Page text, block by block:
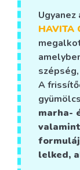
A
marha-
lelked,